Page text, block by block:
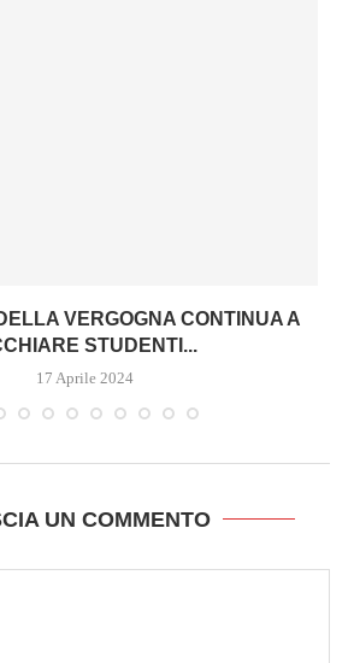
VERGOGNA CONTINUA A
STUDENTI...
17 Aprile 2024
UN COMMENTO